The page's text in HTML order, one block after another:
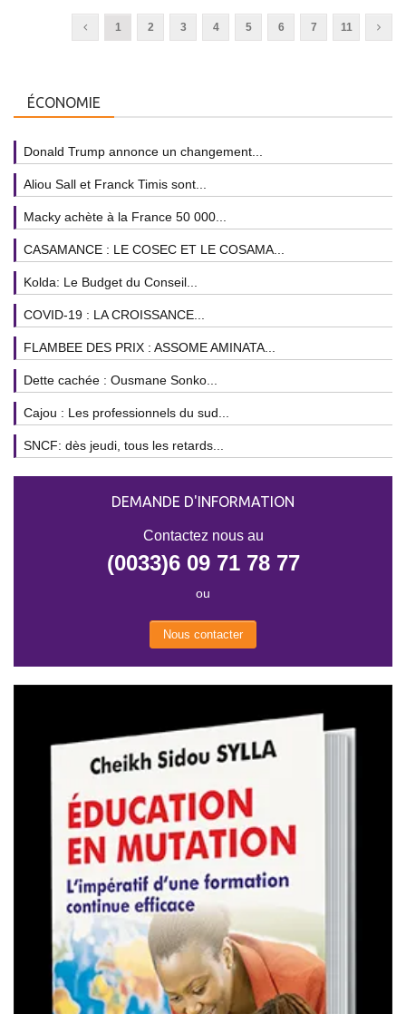
1 2 3 4 5 6 7 11
ÉCONOMIE
Donald Trump annonce un changement...
Aliou Sall et Franck Timis sont...
Macky achète à la France 50 000...
CASAMANCE : LE COSEC ET LE COSAMA...
Kolda: Le Budget du Conseil...
COVID-19 : LA CROISSANCE...
FLAMBEE DES PRIX : ASSOME AMINATA...
Dette cachée : Ousmane Sonko...
Cajou : Les professionnels du sud...
SNCF: dès jeudi, tous les retards...
DEMANDE D'INFORMATION
Contactez nous au
(0033)6 09 71 78 77
ou
Nous contacter